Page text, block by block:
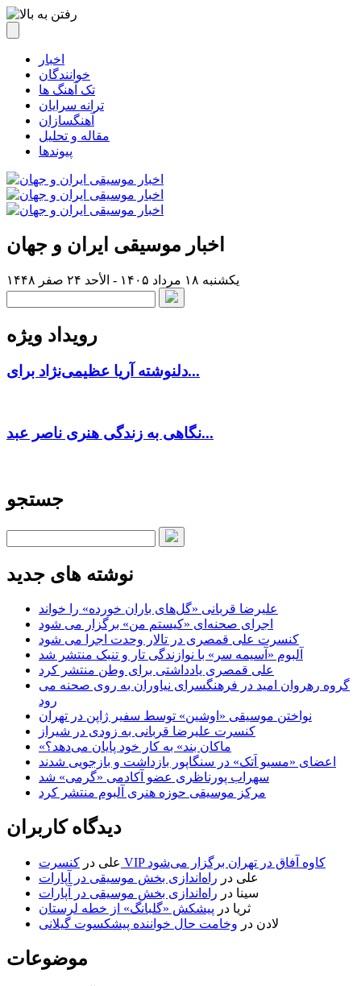
اخبار
خوانندگان
تک آهنگ ها
ترانه سرایان
آهنگسازان
مقاله و تحلیل
پیوندها
اخبار موسیقی ایران و جهان
یکشنبه ۱۸ مرداد ۱۴۰۵ - الأحد ۲۴ صفر ۱۴۴۸
رویداد ویژه
دلنوشته آریا عظیمی‌نژاد برای...
نگاهی به زندگی هنری ناصر عبد...
جستجو
نوشته های جدید
علیرضا قربانی «گل‌های باران خورده» را خواند
اجرای صحنه‌ای «کیستم من» برگزار می شود
کنسرت علی قمصری در تالار وحدت اجرا می شود
آلبوم «آسیمه سر» با نوازندگی تار و تنبک منتشر شد
علی قمصری یادداشتی برای وطن منتشر کرد
گروه رهروان امید در فرهنگسرای نیاوران به روی صحنه می
رود
نواختن موسیقی «اوشین» توسط سفیر ژاپن در تهران
کنسرت علیرضا قربانی به زودی در شیراز
«ماکان بند» به کار خود پایان می‌دهد؟
اعضای «مسیو اَتک» در سنگاپور بازداشت و بازجویی شدند
سهراب پورناظری عضو آکادمی «گرمی» شد
مرکز موسیقی حوزه هنری آلبوم منتشر کرد
دیدگاه کاربران
علی در
کنسرت VIP کاوه آفاق در تهران برگزار می‌شود
علی در راه‌اندازی بخش موسیقی در آپارات
سینا در راه‌اندازی بخش موسیقی در آپارات
ثریا در پیشکش «گلبانگ» از خطه لرستان
لادن در وخامت حال خواننده پیشکسوت گیلانی
موضوعات